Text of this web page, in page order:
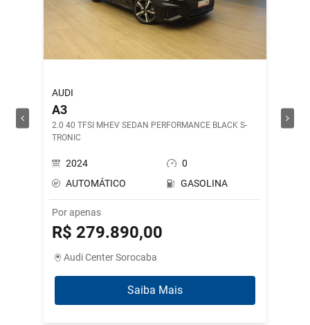
AUDI
A3
2.0 40 TFSI MHEV SEDAN PERFORMANCE BLACK S-
TRONIC
2024
0
AUTOMÁTICO
GASOLINA
Por apenas
R$ 279.890,00
Audi Center Sorocaba
Saiba Mais
DRILL